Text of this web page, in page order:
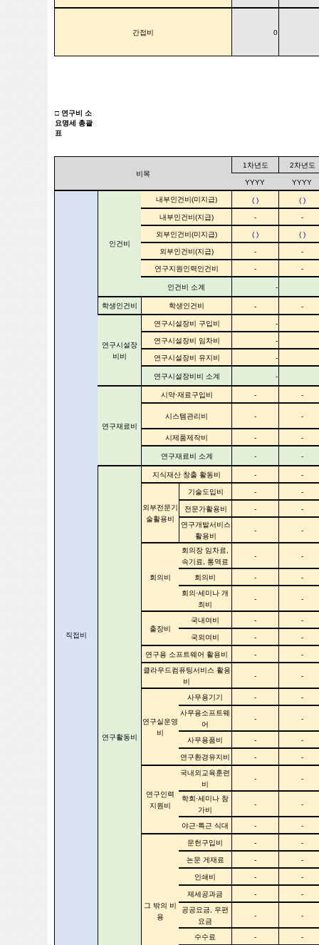
간접비 0
□ 연구비 소
요명세 총괄
표
비목
1차년도 2차년도
YYYY YYYY
직접비
인건비
내부인건비(미지급) ( ) ( )
내부인건비(지급) - -
외부인건비(미지급) ( ) ( )
외부인건비(지급) - -
연구지원인력인건비 - -
인건비 소계 -
학생인건비 학생인건비 - -
연구시설장
비비
연구시설장비 구입비 -
연구시설장비 임차비 -
연구시설장비 유지비 -
연구시설장비비 소계 -
연구재료비
시약·재료구입비 - -
시스템관리비 - -
시제품제작비 - -
연구재료비 소계 - -
연구활동비
지식재산 창출 활동비 - -
외부전문기
술활용비
기술도입비 - -
전문가활용비 -
-
연구개발서비스
활용비
- -
회의비
회의장 임차료,
속기료, 통역료
- -
회의비 -
-
회의·세미나 개
최비
- -
출장비
국내여비 - -
국외여비 - -
연구용 소프트웨어 활용비 -
-
클라우드컴퓨팅서비스 활용
비
- -
연구실운영
비
사무용기기 -
-
사무용소프트웨
어
- -
사무용품비 - -
연구환경유지비 - -
연구인력
지원비
국내외교육훈련
비
- -
학회·세미나 참
가비
- -
야근·특근 식대 - -
그 밖의 비
용
문헌구입비 - -
논문 게재료 - -
인쇄비 - -
제세공과금 -
-
공공요금, 우편
요금
- -
수수료 - -